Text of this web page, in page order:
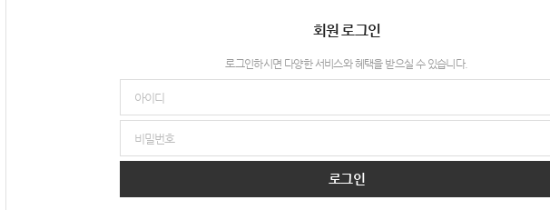
회원 로그인
로그인하시면 다양한 서비스와 혜택을 받으실 수 있습니다.
로그인